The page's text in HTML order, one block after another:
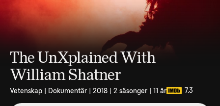
The UnXplained With
William Shatner
Vetenskap | Dokumentär | 2018 | 2 säsonger | 11 år 7.3